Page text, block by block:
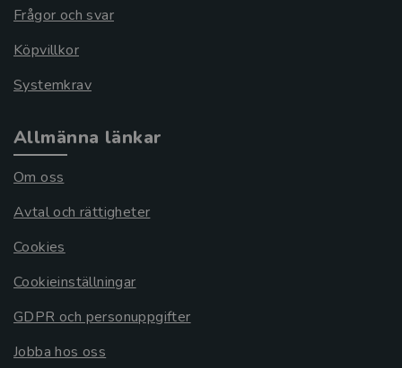
Frågor och svar
Köpvillkor
Systemkrav
Allmänna länkar
Om oss
Avtal och rättigheter
Cookies
Cookieinställningar
GDPR och personuppgifter
Jobba hos oss